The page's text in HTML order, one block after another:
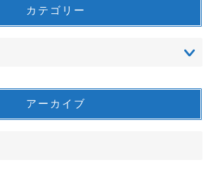
カテゴリー
アーカイブ